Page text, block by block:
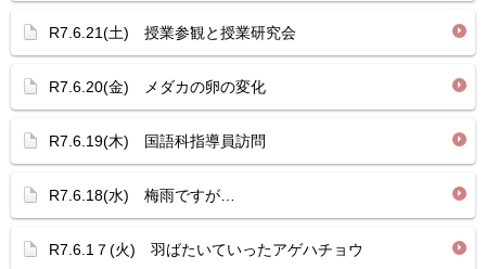
R7.6.21(土) 授業参観と授業研究会
R7.6.20(金) メダカの卵の変化
R7.6.19(木) 国語科指導員訪問
R7.6.18(水) 梅雨ですが…
R7.6.1７(火) 羽ばたいていったアゲハチョウ